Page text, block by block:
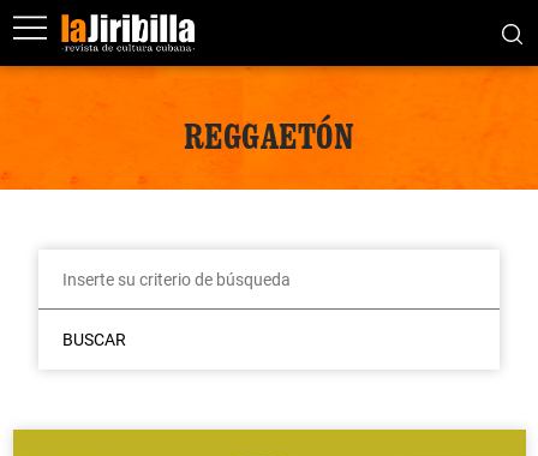
REGGAETÓN
BUSCAR